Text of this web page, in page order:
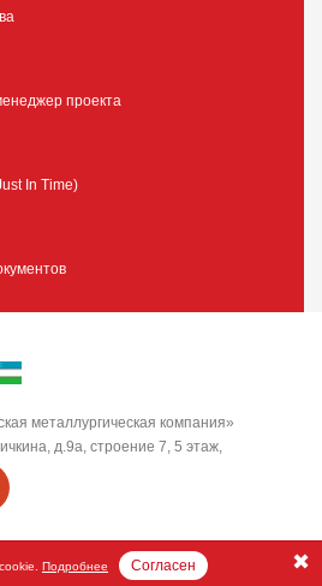
проекта
In Time)
металлургическая компания»
д.9а, строение 7, 5 этаж,
Подробнее Согласен